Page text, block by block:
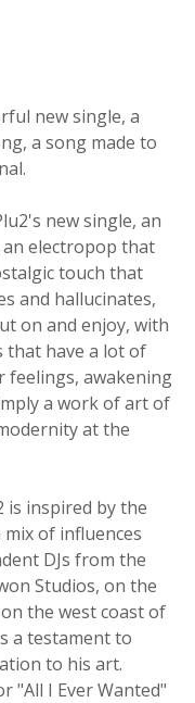
new single, a
a song made to
new single, an
electropop that
touch that
and hallucinates,
on and enjoy, with
that have a lot of
feelings, awakening
a work of art of
at the
is inspired by the
of influences
DJs from the
Studios, on the
the west coast of
a testament to
to his art.
"All I Ever Wanted"